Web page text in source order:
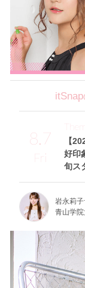
8.7
Fri
【
好印
旬ス
Theme
岩永莉
青山学